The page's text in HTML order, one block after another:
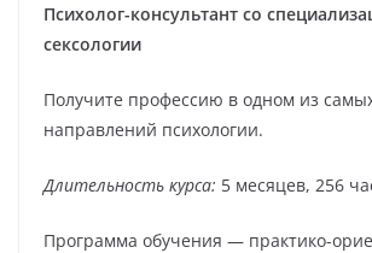
Психолог-консультант со
сексологии
Получите профессию в одном из
направлений психологии.
Длительность курса: 5 месяцев, 256
Программа обучения — практико-